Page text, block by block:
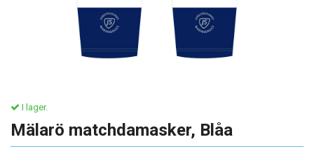
I lager.
Mälarö matchdamasker, Blåa